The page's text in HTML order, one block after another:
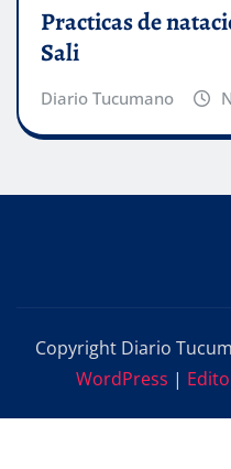
Practicas de
Sali
Diario Tucumano
Copyright Diario
WordPress |